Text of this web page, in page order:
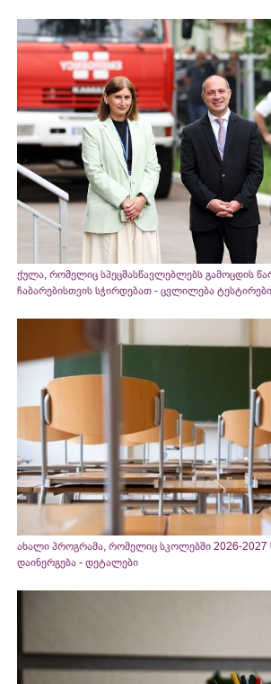
ქულა, რომელიც სპეცმასწავლებლებს გამოცდის
ჩაბარებისთვის სჭირდებათ - ცვლილება
ახალი პროგრამა, რომელიც სკოლებში 2026-
დაინერგება - დეტალები